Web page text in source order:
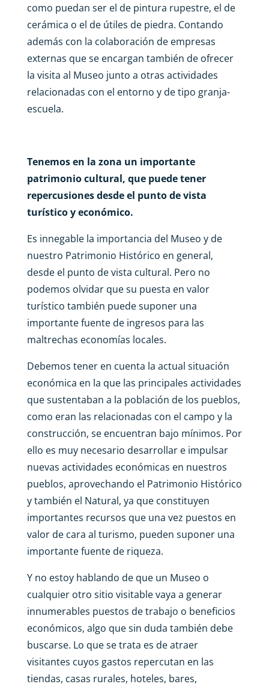
como puedan ser el de pintura rupestre, el de
cerámica o el de útiles de piedra. Contando
además con la colaboración de empresas
externas que se encargan también de ofrecer
la visita al Museo junto a otras actividades
relacionadas con el entorno y de tipo granja-
escuela.
Tenemos en la zona un importante
patrimonio cultural, que puede tener
repercusiones desde el punto de vista
turístico y económico.
Es innegable la importancia del Museo y de
nuestro Patrimonio Histórico en general,
desde el punto de vista cultural. Pero no
podemos olvidar que su puesta en valor
turístico también puede suponer una
importante fuente de ingresos para las
maltrechas economías locales.
Debemos tener en cuenta la actual situación
económica en la que las principales actividades
que sustentaban a la población de los pueblos,
como eran las relacionadas con el campo y la
construcción, se encuentran bajo mínimos. Por
ello es muy necesario desarrollar e impulsar
nuevas actividades económicas en nuestros
pueblos, aprovechando el Patrimonio Histórico
y también el Natural, ya que constituyen
importantes recursos que una vez puestos en
valor de cara al turismo, pueden suponer una
importante fuente de riqueza.
Y no estoy hablando de que un Museo o
cualquier otro sitio visitable vaya a generar
innumerables puestos de trabajo o beneficios
económicos, algo que sin duda también debe
buscarse. Lo que se trata es de atraer
visitantes cuyos gastos repercutan en las
tiendas, casas rurales, hoteles, bares,